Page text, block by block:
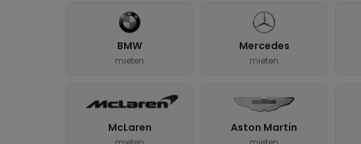
BMW
mieten
Mercedes
mieten
McLaren Aston Martin